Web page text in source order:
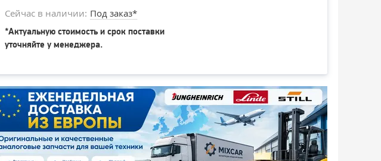
Сейчас в наличии: Под заказ*
*Актуальную стоимость и срок поставки
уточняйте у менеджера.